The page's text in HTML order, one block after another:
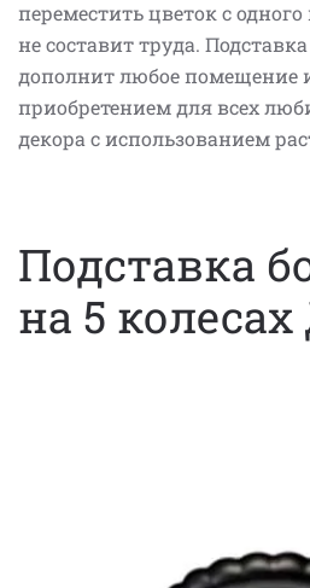
переместить цветок с одного
не составит труда.
дополнит любое помещение
приобретением для всех
декора с использованием
Подставка
на 5